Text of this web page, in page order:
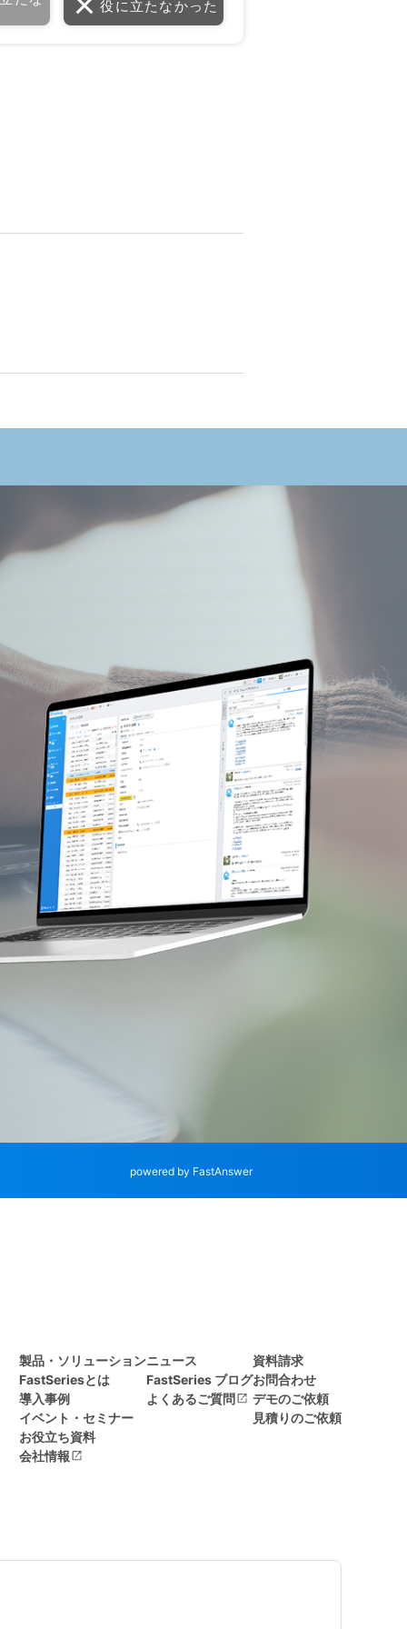
役に立たなかった
powered by FastAnswer
製品・ソリューション
FastSeriesとは
導入事例
イベント・セミナー
お役立ち資料
会社情報
ニュース
FastSeries ブログ
よくあるご質問
資料請求
お問合わせ
デモのご依頼
見積りのご依頼